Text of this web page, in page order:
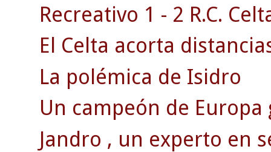
Recreativo 1 - 2 R.C.
El Celta acorta
La polémica de Isidro
Un campeón de Europa
Jandro , un experto en